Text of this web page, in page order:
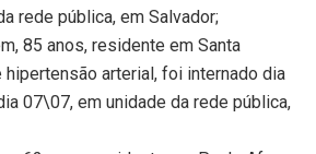
rede pública, em Salvador;
85 anos, residente em Santa
hipertensão arterial, foi internado dia
07\07, em unidade da rede pública,